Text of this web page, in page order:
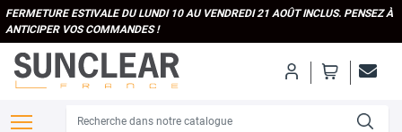
FERMETURE ESTIVALE DU LUNDI 10 AU VENDREDI 21 AOÛT INCLUS. PENSEZ À
ANTICIPER VOS COMMANDES !